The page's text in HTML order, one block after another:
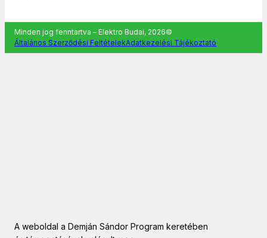
Minden jog fenntartva – Elektro Budai, 2026©
Általános Szerződési FeltételekAdatkezelési Tájékoztató
A weboldal a Demján Sándor Program keretében